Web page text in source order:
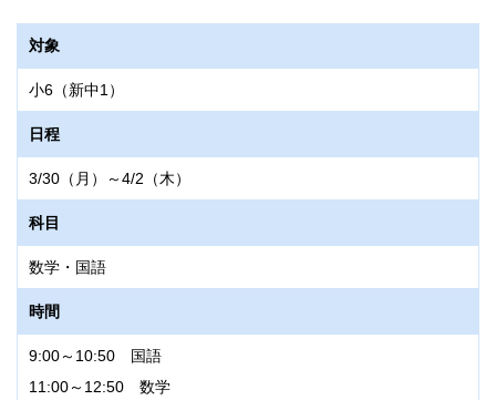
日程
科目
時間
19:00～19:50 国語
受講料
塾生料金：£140（税別）／一般生料金：£150（税別）
別途諸経費と教材費をいただきます。
対象
小6（新中1）
日程
3/30（月）～4/2（木）
科目
数学・国語
時間
9:00～10:50 国語
11:00～12:50 数学